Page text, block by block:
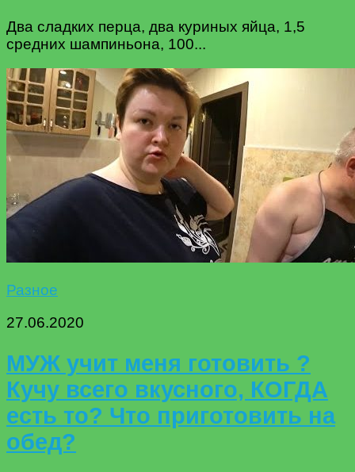
Два сладких перца, два куриных яйца, 1,5
средних шампиньона, 100...
Разное
27.06.2020
МУЖ учит меня готовить ?
Кучу всего вкусного, КОГДА
есть то? Что приготовить на
обед?